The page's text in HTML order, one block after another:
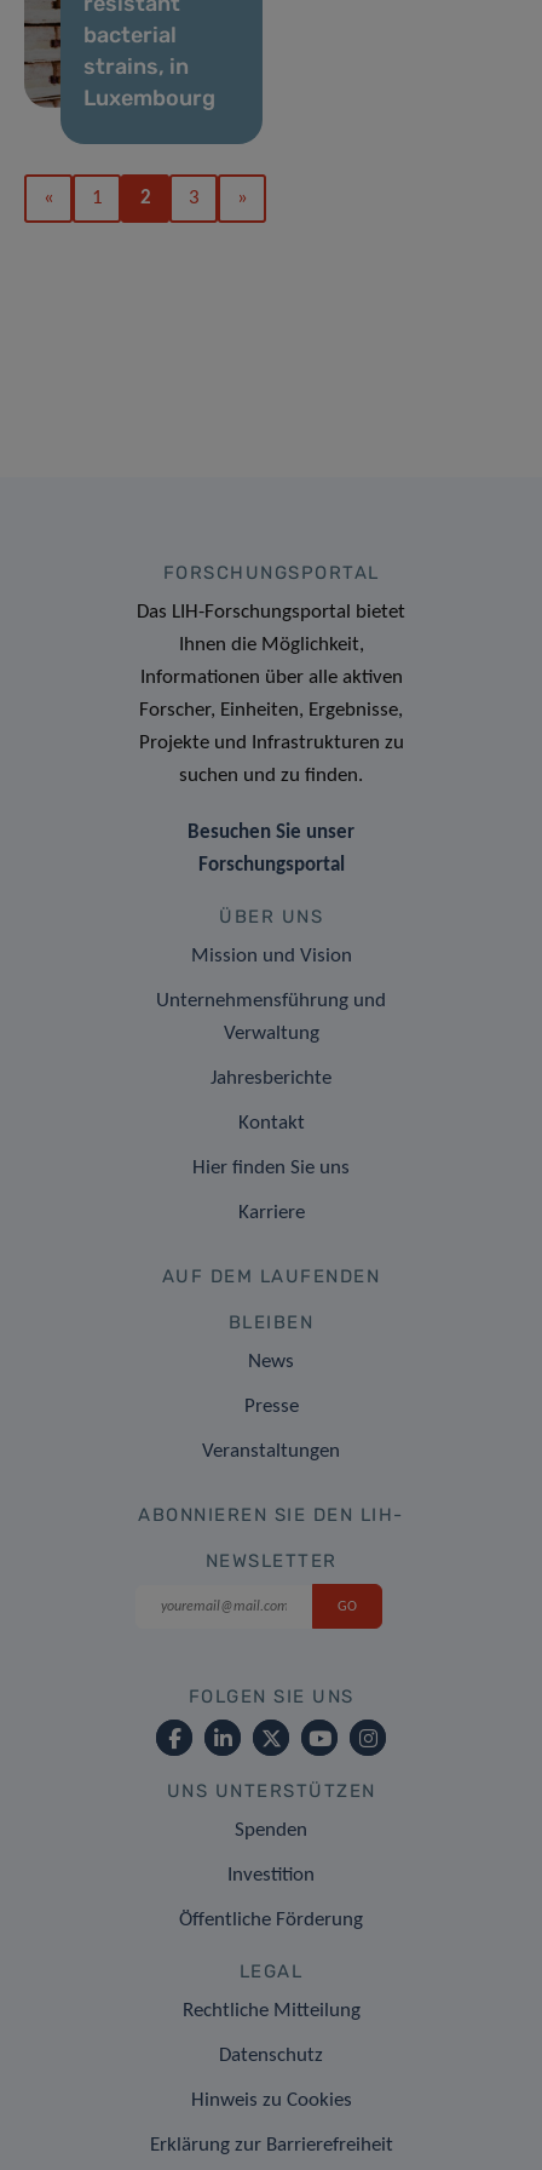
bacterial
strains, in
Luxembourg
« 1 2 3 »
FORSCHUNGSPORTAL
Das LIH-Forschungsportal bietet
Ihnen die Möglichkeit,
Informationen über alle aktiven
Forscher, Einheiten, Ergebnisse,
Projekte und Infrastrukturen zu
suchen und zu finden.
Besuchen Sie unser
Forschungsportal
ÜBER UNS
Mission und Vision
Unternehmensführung und
Verwaltung
Jahresberichte
Kontakt
Hier finden Sie uns
Karriere
AUF DEM LAUFENDEN
BLEIBEN
News
Presse
Veranstaltungen
ABONNIEREN SIE DEN LIH-
NEWSLETTER
FOLGEN SIE UNS
UNS UNTERSTÜTZEN
Spenden
Investition
Öffentliche Förderung
LEGAL
Rechtliche Mitteilung
Datenschutz
Hinweis zu Cookies
Erklärung zur Barrierefreiheit